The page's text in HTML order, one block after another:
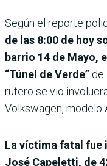
Según el reporte
de las 8:00 de hoy
barrio 14 de Mayo,
“Túnel de Verde” de
rutero se vio
Volkswagen, modelo
La víctima fatal fue
José Capeletti, de